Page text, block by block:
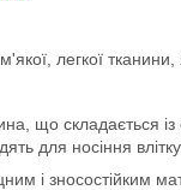
легкої
що складається
для носіння
і зносостійким